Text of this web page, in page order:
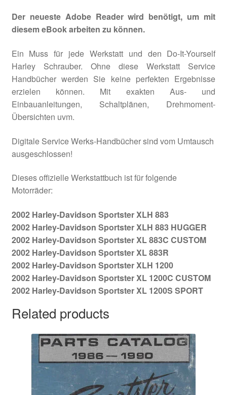
Der neueste Adobe Reader wird benötigt, um mit
diesem eBook arbeiten zu können.
Ein Muss für jede Werkstatt und den Do-It-Yourself
Harley Schrauber. Ohne diese Werkstatt Service
Handbücher werden Sie keine perfekten Ergebnisse
erzielen können. Mit exakten Aus- und
Einbauanleitungen, Schaltplänen, Drehmoment-
Übersichten uvm.
Digitale Service Werks-Handbücher sind vom Umtausch
ausgeschlossen!
Dieses offizielle Werkstattbuch ist für folgende
Motorräder:
2002 Harley-Davidson Sportster XLH 883
2002 Harley-Davidson Sportster XLH 883 HUGGER
2002 Harley-Davidson Sportster XL 883C CUSTOM
2002 Harley-Davidson Sportster XL 883R
2002 Harley-Davidson Sportster XLH 1200
2002 Harley-Davidson Sportster XL 1200C CUSTOM
2002 Harley-Davidson Sportster XL 1200S SPORT
Related products